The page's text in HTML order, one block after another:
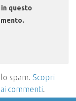
questo
spam. Scopri
commenti.